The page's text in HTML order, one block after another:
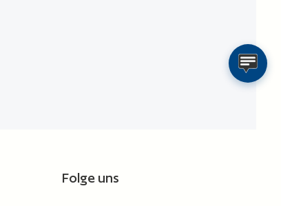
Folge uns